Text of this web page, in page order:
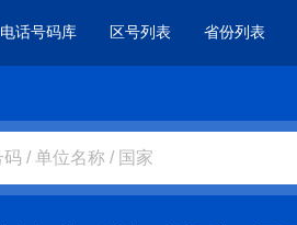
电话号码库 区号列表 省份列表